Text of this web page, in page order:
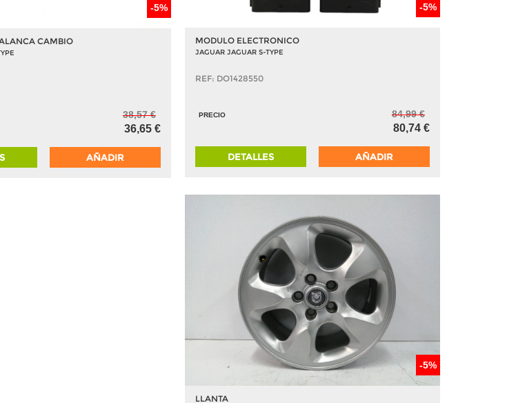
-5%
CAMBIO
38,57 €
36,65 €
AÑADIR
-5%
MODULO ELECTRONICO
JAGUAR JAGUAR S-TYPE
REF: DO1428550
PRECIO 84,99 €
80,74 €
DETALLES AÑADIR
-5%
LLANTA